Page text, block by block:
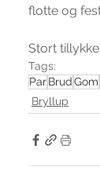
flotte og
Stort
Tags:
ParBrudGom
Bryllup